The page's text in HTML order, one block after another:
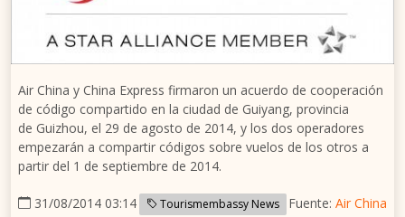
Air China y China Express firmaron un acuerdo de cooperación
de código compartido en la ciudad de Guiyang, provincia
de Guizhou, el 29 de agosto de 2014, y los dos operadores
empezarán a compartir códigos sobre vuelos de los otros a
partir del 1 de septiembre de 2014.
31/08/2014 03:14 Tourismembassy News Fuente: Air China